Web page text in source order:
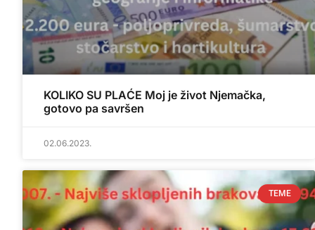
KOLIKO SU PLAĆE Moj je život Njemačka,
gotovo pa savršen
02.06.2023.
TEME